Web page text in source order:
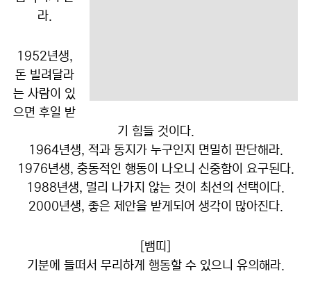
라.
1952년생,
돈 빌려달라
는 사람이 있
으면 후일 받
기 힘들 것이다.
1964년생, 적과 동지가 누구인지 면밀히 판단해라.
1976년생, 충동적인 행동이 나오니 신중함이 요구된다.
1988년생, 멀리 나가지 않는 것이 최선의 선택이다.
2000년생, 좋은 제안을 받게되어 생각이 많아진다.
[뱀띠]
기분에 들떠서 무리하게 행동할 수 있으니 유의해라.